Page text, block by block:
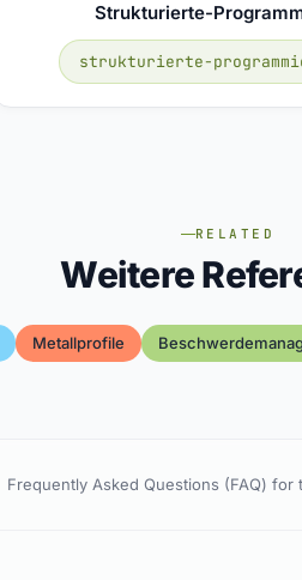
Strukturierte-
strukturierte-
RELATED
Weitere
Metallprofile
Frequently Asked Questions (FAQ) for